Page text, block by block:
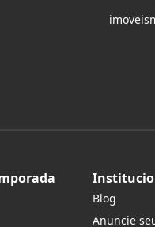
Blog
Anuncie